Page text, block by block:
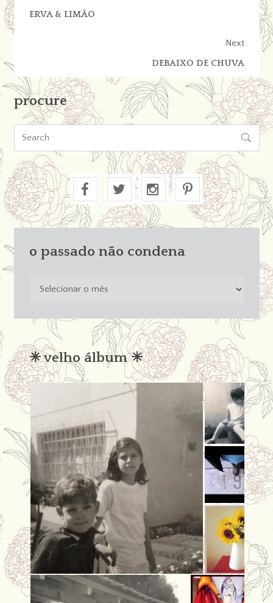
ERVA & LIMÃO
Next
DEBAIXO DE CHUVA
procure

o passado não condena
condena
✳︎ velho álbum ✳︎